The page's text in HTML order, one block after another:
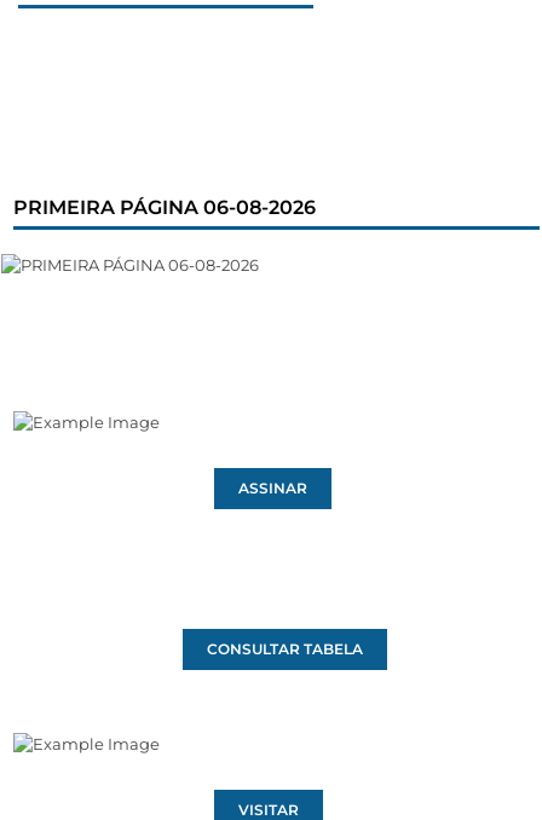
PRIMEIRA PÁGINA 06-08-2026
ASSINAR
CONSULTAR TABELA
VISITAR